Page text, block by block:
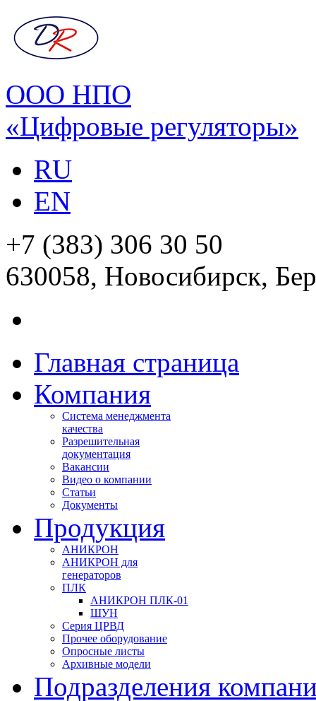
ООО НПО
«Цифровые регуляторы»
RU
EN
+7 (383) 306 30 50
630058, Новосибирск,
Главная страница
Компания
Система менеджмента
качества
Разрешительная
документация
Вакансии
Видео о компании
Статьи
Документы
Продукция
АНИКРОН
АНИКРОН для
генераторов
ПЛК
АНИКРОН ПЛК-01
ШУН
Серия ЦРВД
Прочее оборудование
Опросные листы
Архивные модели
Подразделения